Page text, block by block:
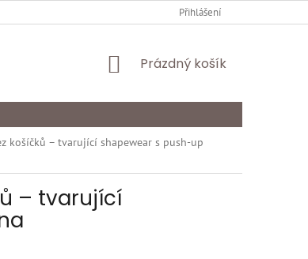
OSOBNÍCH ÚDAJŮ ODSTOUPENÍ OD
Přihlášení
NÁKUPNÍ
Prázdný košík
košíčků – tvarující shapewear s push-up
– tvarující